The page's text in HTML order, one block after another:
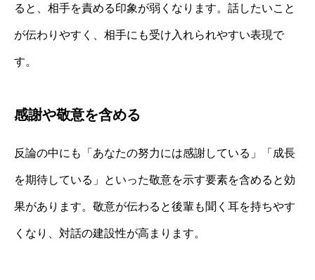
ると、相手を責める印象が弱くなります。話したいこと
が伝わりやすく、相手にも受け入れられやすい表現で
す。
感謝や敬意を含める
反論の中にも「あなたの努力には感謝している」「成長
を期待している」といった敬意を示す要素を含めると効
果があります。敬意が伝わると後輩も聞く耳を持ちやす
くなり、対話の建設性が高まります。